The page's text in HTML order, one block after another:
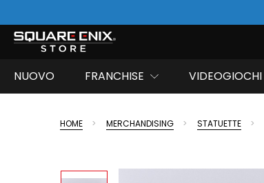
NUOVO FRANCHISE VIDEOGIOCHI
HOME MERCHANDISING STATUETTE